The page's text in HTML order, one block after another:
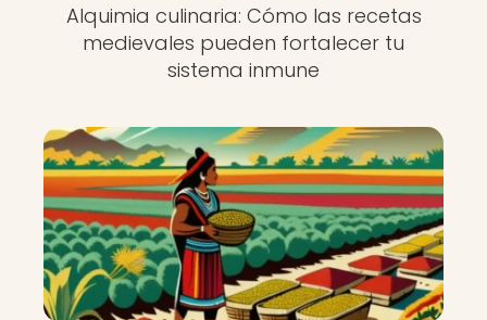
Alquimia culinaria: Cómo las recetas
medievales pueden fortalecer tu
sistema inmune